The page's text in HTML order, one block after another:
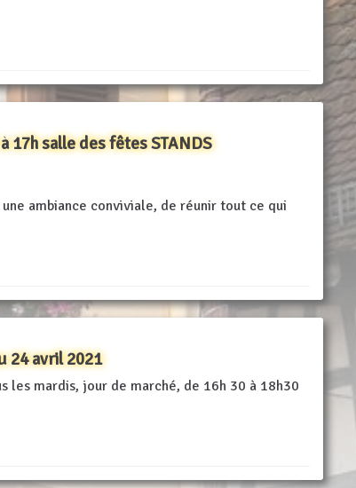
17h salle des fêtes STANDS
ambiance conviviale, de réunir tout ce qui
24 avril 2021
les mardis, jour de marché, de 16h 30 à 18h30